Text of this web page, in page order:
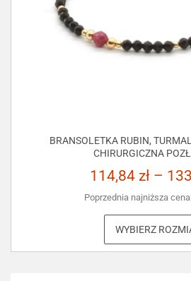
BRANSOLETKA RUBIN,
CHIRURGICZNA
114,84 zł –
Poprzednia najniższa
WYBIERZ